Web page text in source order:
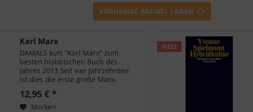
VORHERIGE ARTIKEL LADEN
Karl Marx
DAMALS kürt "Karl Marx" zum
besten historischen Buch des
Jahres 2013 Seit vier Jahrzehnten
ist dies die erste große Marx-
Biographie - geschrieben von
einem exzellenten Kenner auf der
Grundlage intensiver Forschungen.
12,95 € *
Merken
NEU